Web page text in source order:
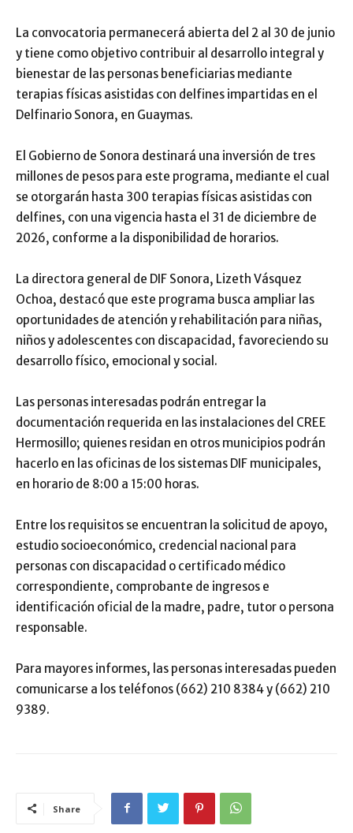
La convocatoria permanecerá abierta del 2 al 30 de junio
y tiene como objetivo contribuir al desarrollo integral y
bienestar de las personas beneficiarias mediante
terapias físicas asistidas con delfines impartidas en el
Delfinario Sonora, en Guaymas.
El Gobierno de Sonora destinará una inversión de tres
millones de pesos para este programa, mediante el cual
se otorgarán hasta 300 terapias físicas asistidas con
delfines, con una vigencia hasta el 31 de diciembre de
2026, conforme a la disponibilidad de horarios.
La directora general de DIF Sonora, Lizeth Vásquez
Ochoa, destacó que este programa busca ampliar las
oportunidades de atención y rehabilitación para niñas,
niños y adolescentes con discapacidad, favoreciendo su
desarrollo físico, emocional y social.
Las personas interesadas podrán entregar la
documentación requerida en las instalaciones del CREE
Hermosillo; quienes residan en otros municipios podrán
hacerlo en las oficinas de los sistemas DIF municipales,
en horario de 8:00 a 15:00 horas.
Entre los requisitos se encuentran la solicitud de apoyo,
estudio socioeconómico, credencial nacional para
personas con discapacidad o certificado médico
correspondiente, comprobante de ingresos e
identificación oficial de la madre, padre, tutor o persona
responsable.
Para mayores informes, las personas interesadas pueden
comunicarse a los teléfonos (662) 210 8384 y (662) 210
9389.
Share